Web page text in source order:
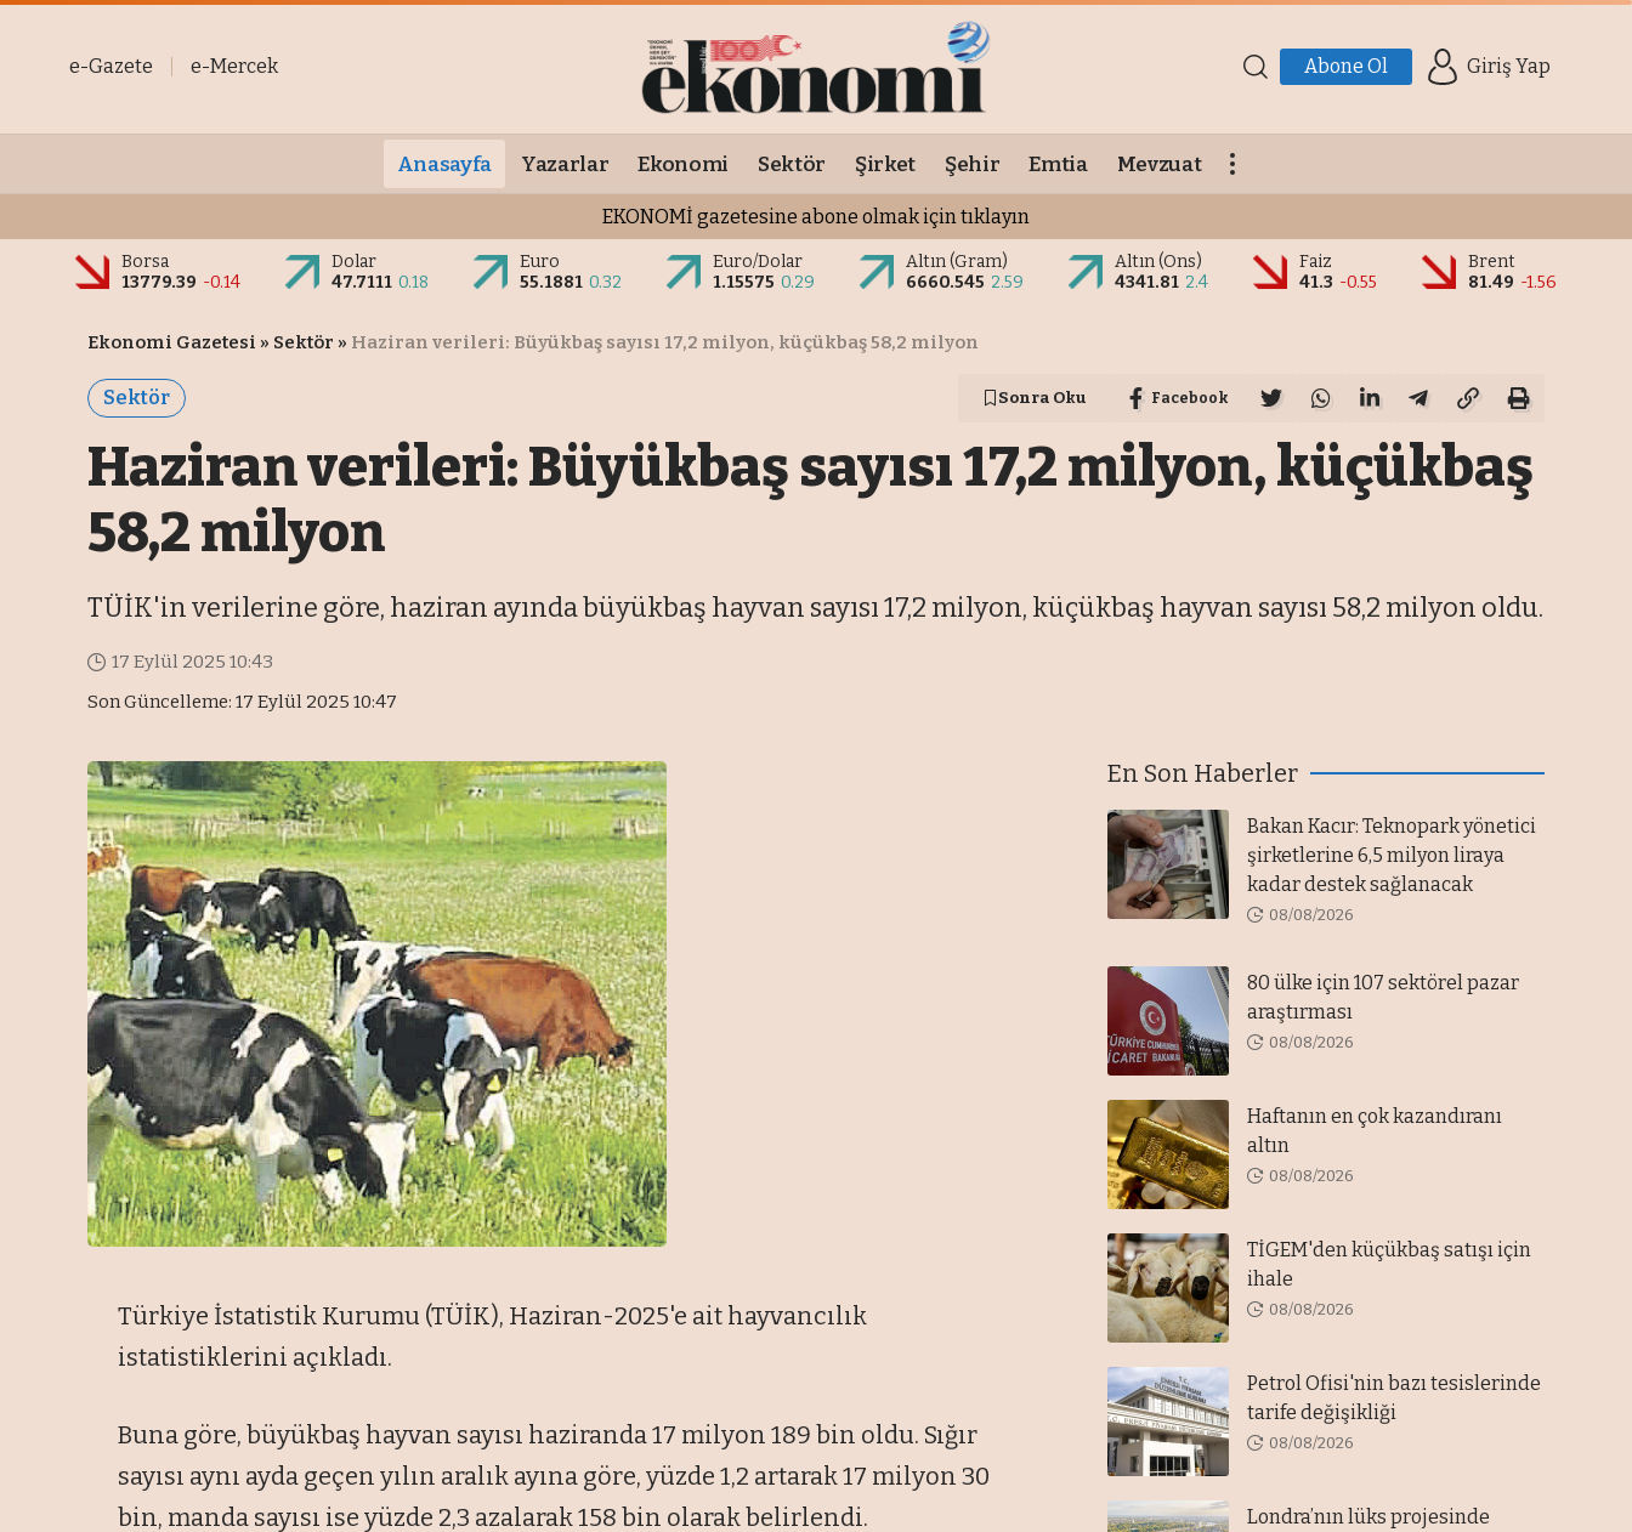
e-Gazete e-Mercek Abone Ol Giriş Yap
Anasayfa Yazarlar Ekonomi Sektör Şirket Şehir Emtia Mevzuat
EKONOMİ gazetesine abone olmak için tıklayın
Borsa
13779.39 -0.14
Dolar
47.7111 0.18
Euro
55.1881 0.32
Euro/Dolar
1.15575 0.29
Altın (Gram)
6660.545 2.59
Altın (Ons)
4341.81 2.4
Faiz
41.3 -0.55
Brent
81.49 -1.56
Ekonomi Gazetesi » Sektör » Haziran verileri: Büyükbaş sayısı 17,2 milyon, küçükbaş 58,2 milyon
Sektör Sonra Oku Facebook
Haziran verileri: Büyükbaş sayısı 17,2 milyon, küçükbaş
58,2 milyon
TÜİK'in verilerine göre, haziran ayında büyükbaş hayvan sayısı 17,2 milyon, küçükbaş hayvan sayısı 58,2 milyon oldu.
Son Güncelleme: 17 Eylül 2025 10:47
17 Eylül 2025 10:43
Türkiye İstatistik Kurumu (TÜİK), Haziran-2025'e ait hayvancılık
istatistiklerini açıkladı.
Buna göre, büyükbaş hayvan sayısı haziranda 17 milyon 189 bin oldu. Sığır
sayısı aynı ayda geçen yılın aralık ayına göre, yüzde 1,2 artarak 17 milyon 30
bin, manda sayısı ise yüzde 2,3 azalarak 158 bin olarak belirlendi.
En Son Haberler
Bakan Kacır: Teknopark yönetici
şirketlerine 6,5 milyon liraya
kadar destek sağlanacak
08/08/2026
80 ülke için 107 sektörel pazar
araştırması
08/08/2026
Haftanın en çok kazandıranı
altın
08/08/2026
TİGEM'den küçükbaş satışı için
ihale
08/08/2026
Petrol Ofisi'nin bazı tesislerinde
tarife değişikliği
08/08/2026
Londra’nın lüks projesinde